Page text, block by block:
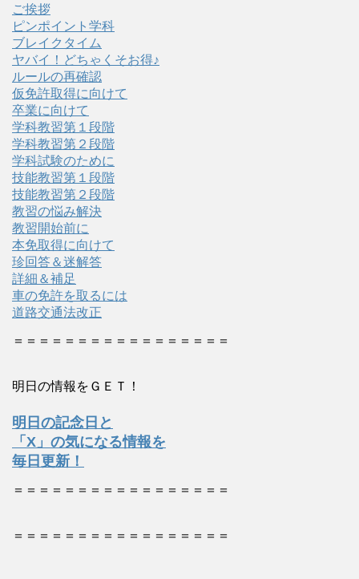
ご挨拶
ピンポイント学科
ブレイクタイム
ヤバイ！どちゃくそお得♪
ルールの再確認
仮免許取得に向けて
卒業に向けて
学科教習第１段階
学科教習第２段階
学科試験のために
技能教習第１段階
技能教習第２段階
教習の悩み解決
教習開始前に
本免取得に向けて
珍回答＆迷解答
詳細＆補足
車の免許を取るには
道路交通法改正
＝＝＝＝＝＝＝＝＝＝＝＝＝＝＝＝＝
明日の情報をＧＥＴ！
明日の記念日と
「X」の気になる情報を
毎日更新！
＝＝＝＝＝＝＝＝＝＝＝＝＝＝＝＝＝
＝＝＝＝＝＝＝＝＝＝＝＝＝＝＝＝＝